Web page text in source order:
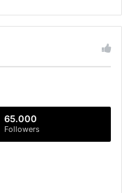
65.000
Followers